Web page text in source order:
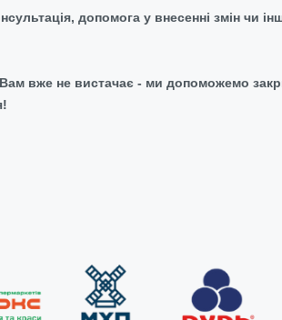
допомога у внесенні змін чи
вже не вистачає - ми допоможемо